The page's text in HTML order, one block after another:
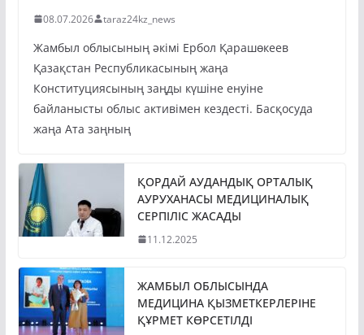
08.07.2026 taraz24kz_news
Жамбыл облысының әкімі Ербол Қарашөкеев
Қазақстан Республикасының жаңа
Конституциясының заңды күшіне енуіне
байланысты облыс активімен кездесті. Басқосуда
жаңа Ата заңның
ҚОРДАЙ АУДАНДЫҚ ОРТАЛЫҚ
АУРУХАНАСЫ МЕДИЦИНАЛЫҚ
СЕРПІЛІС ЖАСАДЫ
11.12.2025
ЖАМБЫЛ ОБЛЫСЫНДА
МЕДИЦИНА ҚЫЗМЕТКЕРЛЕРІНЕ
ҚҰРМЕТ КӨРСЕТІЛДІ